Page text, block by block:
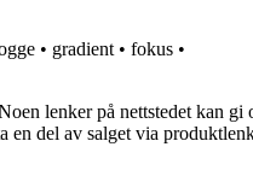
• gradient • fokus •
lenker på nettstedet kan gi
del av salget via